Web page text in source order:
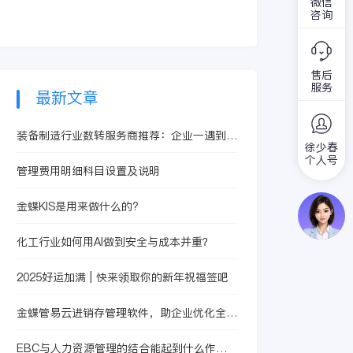
最新文章
装备制造行业数转服务商推荐：企业一遇到供
管理费用明细科目设置及说明
金蝶KIS是用来做什么的?
化工行业如何用AI做到安全与成本并重？
2025好运加满 | 快来领取你的新年祝福签吧
金蝶管易云进销存管理软件，助企业优化全渠
EBC与人力资源管理的结合能起到什么作
咨询
售后
服务
徐少春
个人号